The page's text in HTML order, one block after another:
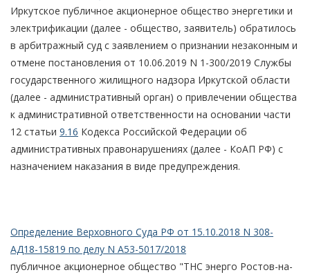
Иркутское публичное акционерное общество энергетики и
электрификации (далее - общество, заявитель) обратилось
в арбитражный суд с заявлением о признании незаконным и
отмене постановления от 10.06.2019 N 1-300/2019 Службы
государственного жилищного надзора Иркутской области
(далее - административный орган) о привлечении общества
к административной ответственности на основании части
12 статьи 9.16 Кодекса Российской Федерации об
административных правонарушениях (далее - КоАП РФ) с
назначением наказания в виде предупреждения.
Определение Верховного Суда РФ от 15.10.2018 N 308-
АД18-15819 по делу N А53-5017/2018
публичное акционерное общество "ТНС энерго Ростов-на-